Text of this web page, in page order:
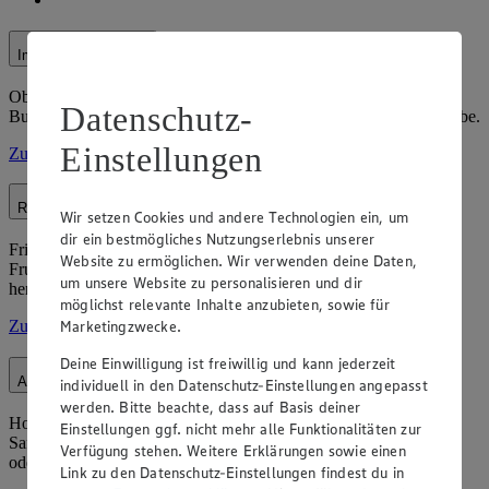
Immenhof Euba
Ob Chemnitzer Sommerblüte, Eubaer Raps- oder
Buchweizenhonig, alles hergestellt in Handarbeit und mit viel Liebe.
Zur Seite
Rößler Hof, Burkhardsdorf
Frischmilch, Buttermilch, Buttermilchquark, Natur-und
Fruchtjoghurt, Frischkäse in verschiedenen Varianten. Alles
hergestellt aus hofeigener Milch.
Zur Seite
Aronia ORIGINAL Naturprodukte
Hochwertige und innovative Produkte aus der Aroniabeere, vom
Saft über Gelee bis hin zu Tee, Wein oder Punsch in „Klassisch“
oder „BIO-Qualität“.
Datenschutz-
Einstellungen
Wir setzen Cookies und andere Technologien ein, um
dir ein bestmögliches Nutzungserlebnis unserer
Website zu ermöglichen. Wir verwenden deine Daten,
um unsere Website zu personalisieren und dir
möglichst relevante Inhalte anzubieten, sowie für
Marketingzwecke.
Deine Einwilligung ist freiwillig und kann jederzeit
individuell in den Datenschutz-Einstellungen angepasst
werden. Bitte beachte, dass auf Basis deiner
Einstellungen ggf. nicht mehr alle Funktionalitäten zur
Verfügung stehen. Weitere Erklärungen sowie einen
Link zu den Datenschutz-Einstellungen findest du in